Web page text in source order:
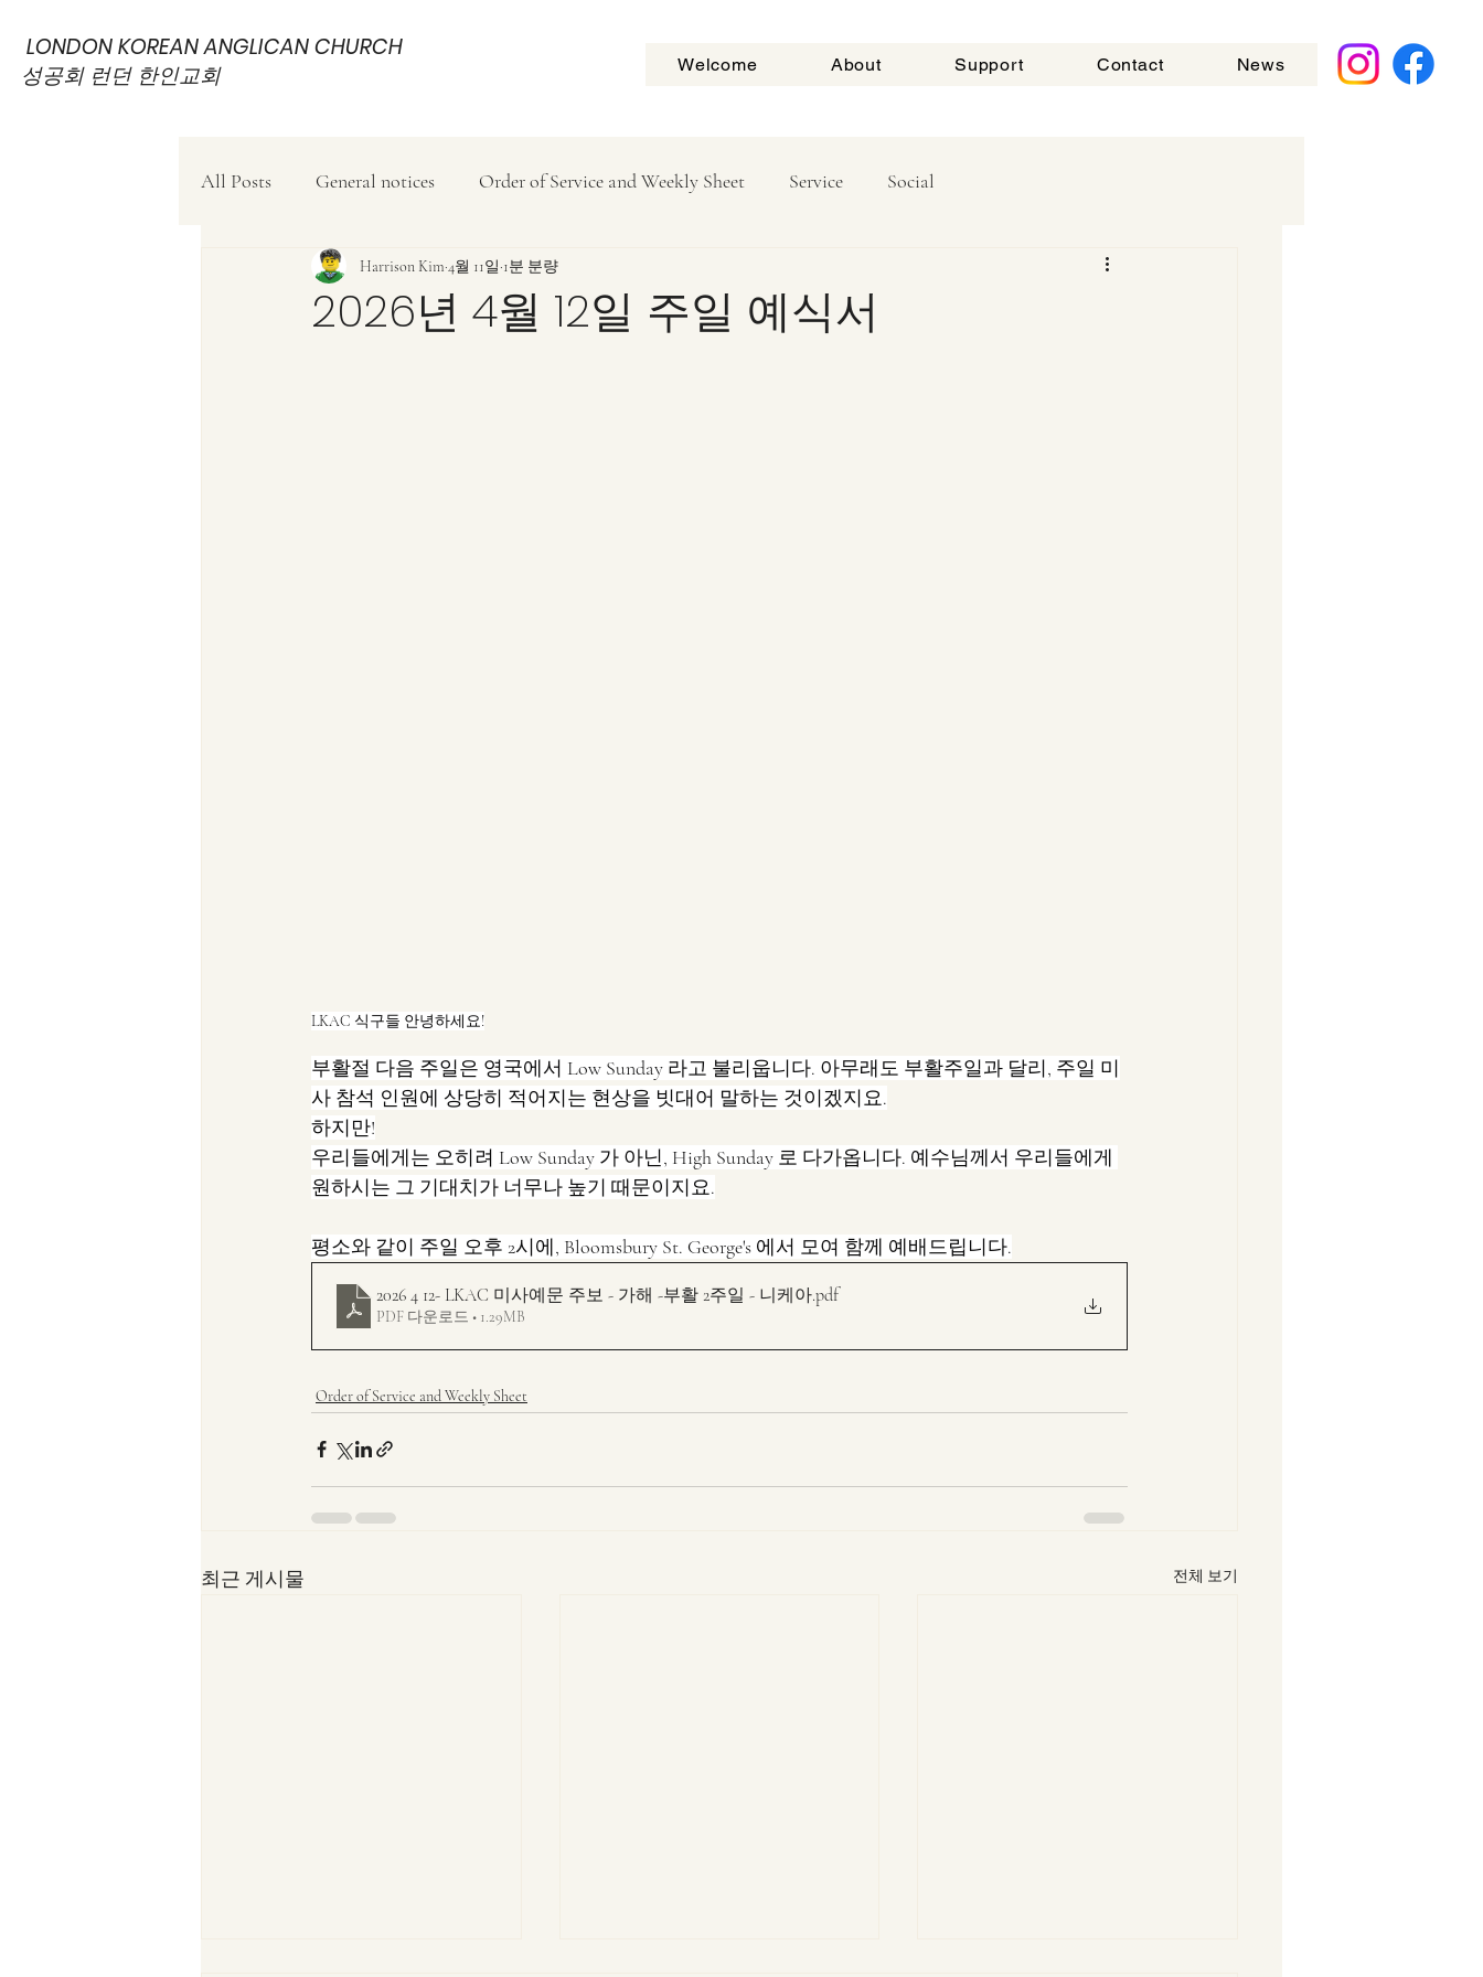
LONDON KOREAN ANGLICAN CHURCH
성공회 런던 한인교회
Welcome About Support Contact News
All Posts General notices Order of Service and Weekly Sheet Service Social
2026년 4월 12일 주일 예식서
Harrison Kim 4월 11일 1분 분량
LKAC 식구들 안녕하세요!
부활절 다음 주일은 영국에서 Low Sunday 라고 불리웁니다. 아무래도 부활주일과 달리, 주일 미
사 참석 인원에 상당히 적어지는 현상을 빗대어 말하는 것이겠지요.
하지만!
우리들에게는 오히려 Low Sunday 가 아닌, High Sunday 로 다가옵니다. 예수님께서 우리들에게
원하시는 그 기대치가 너무나 높기 때문이지요.
평소와 같이 주일 오후 2시에, Bloomsbury St. George's 에서 모여 함께 예배드립니다.
2026 4 12- LKAC 미사예문 주보 - 가해 -부활 2주일 - 니케아.pdf
PDF 다운로드 • 1.29MB
Order of Service and Weekly Sheet
최근 게시물 전체 보기